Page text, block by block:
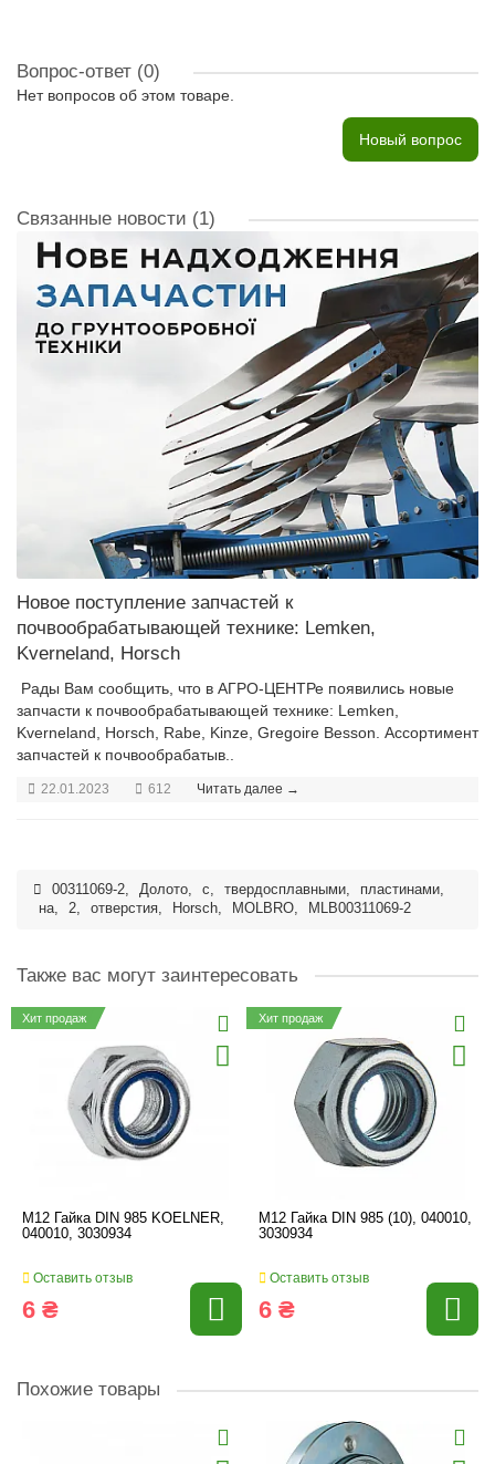
Вопрос-ответ (0)
Нет вопросов об этом товаре.
Новый вопрос
Связанные новости (1)
Новое поступление запчастей к
почвообрабатывающей технике: Lemken,
Kverneland, Horsch
Рады Вам сообщить, что в АГРО-ЦЕНТРе появились новые
запчасти к почвообрабатывающей технике: Lemken,
Kverneland, Horsch, Rabe, Kinze, Gregoire Besson. Ассортимент
запчастей к почвообрабатыв..
22.01.2023 612 Читать далее →
00311069-2 Долото с твердосплавными пластинами
на
2 отверстия Horsch MOLBRO MLB00311069-2
Также вас могут заинтересовать
Хит продаж
M12 Гайка DIN 985 KOELNER,
040010, 3030934
Оставить отзыв
6 ₴
Хит продаж
M12 Гайка DIN 985 (10), 040010,
3030934
Оставить отзыв
6 ₴
Похожие товары